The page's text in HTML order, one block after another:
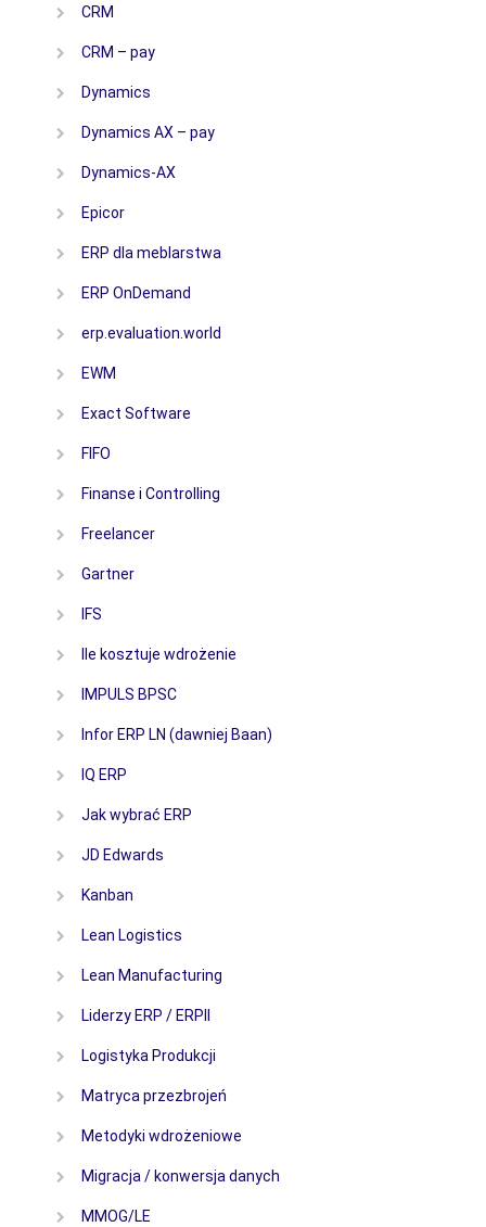
CRM
CRM – pay
Dynamics
Dynamics AX – pay
Dynamics-AX
Epicor
ERP dla meblarstwa
ERP OnDemand
erp.evaluation.world
EWM
Exact Software
FIFO
Finanse i Controlling
Freelancer
Gartner
IFS
Ile kosztuje wdrożenie
IMPULS BPSC
Infor ERP LN (dawniej Baan)
IQ ERP
Jak wybrać ERP
JD Edwards
Kanban
Lean Logistics
Lean Manufacturing
Liderzy ERP / ERPII
Logistyka Produkcji
Matryca przezbrojeń
Metodyki wdrożeniowe
Migracja / konwersja danych
MMOG/LE